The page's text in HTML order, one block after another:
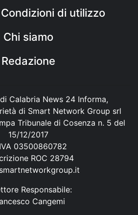
di utilizzo
Chi siamo
Redazione
Calabria News 24 Informa,
di Smart Network Group srl
Tribunale di Cosenza n. 5 del
15/12/2017
03500860782
ROC 28794
Responsabile:
Cangemi